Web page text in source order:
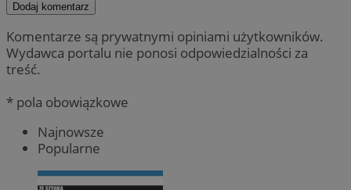
Dodaj komentarz
Komentarze są prywatnymi opiniami użytkowników.
Wydawca portalu nie ponosi odpowiedzialności za
treść.
* pola obowiązkowe
Najnowsze
Popularne